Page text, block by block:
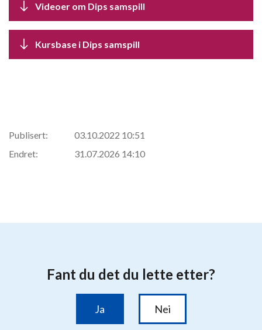
Videoer om Dips samspill
Kursbase i Dips samspill
Publisert:
03.10.2022 10:51
Endret:
31.07.2026 14:10